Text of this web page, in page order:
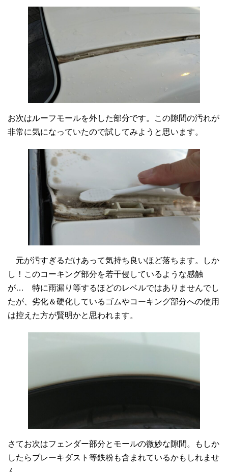
お次はルーフモールを外した部分です。この隙間の汚れが
非常に気になっていたので試してみようと思います。
元が汚すぎるだけあって気持ち良いほど落ちます。しか
し！このコーキング部分を若干侵しているような感触
が… 特に雨漏り等するほどのレベルではありませんでし
たが、劣化＆硬化しているゴムやコーキング部分への使用
は控えた方が賢明かと思われます。
さてお次はフェンダー部分とモールの微妙な隙間。もしか
したらブレーキダスト等鉄粉も含まれているかもしれませ